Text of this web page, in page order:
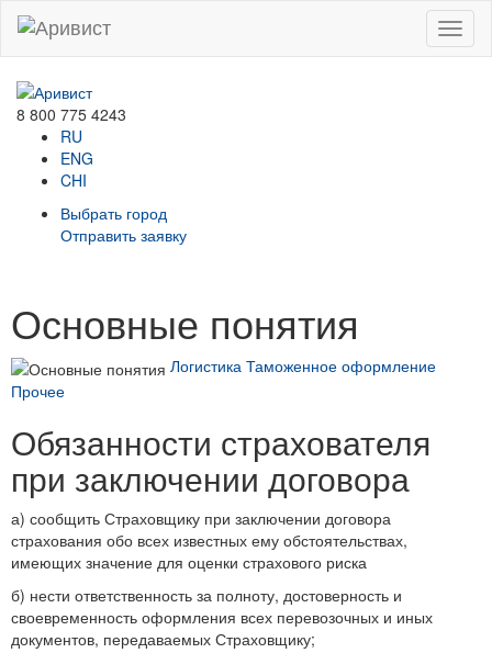
Menu
8 800 775 4243
RU
ENG
CHI
Выбрать город
Отправить заявку
Основные понятия
Логистика Таможенное оформление
Прочее
Обязанности страхователя
при заключении договора
а) сообщить Страховщику при заключении договора
страхования обо всех известных ему обстоятельствах,
имеющих значение для оценки страхового риска
б) нести ответственность за полноту, достоверность и
своевременность оформления всех перевозочных и иных
документов, передаваемых Страховщику;